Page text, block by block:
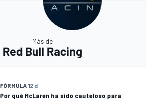
Más de
Red Bull Racing
FÓRMULA 12 d
Por qué McLaren ha sido cauteloso para